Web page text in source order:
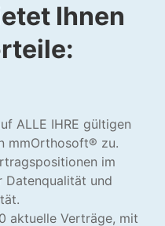
Ihnen
ALLE IHRE gültigen
mmOrthosoft® zu.
im
Datenqualität und
aktuelle Verträge, mit